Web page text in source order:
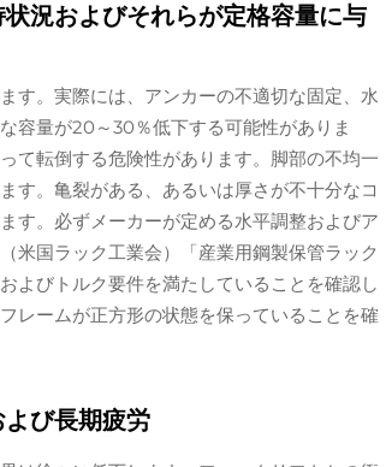
況およびそれらが定格容量に与
す。実際には、アンカーの不適切な固定、水
容量が20～30％低下する可能性がありま
て転倒する危険性があります。脚部の不均一
す。亀裂がある、あるいは厚さが不十分なコ
す。必ずメーカーが定める水平調整およびア
米国ラック工業会）「産業用鋼製保管ラック
よびトルク要件を満たしていることを確認し
レームが正方形の状態を保っていることを確
び長期疲労